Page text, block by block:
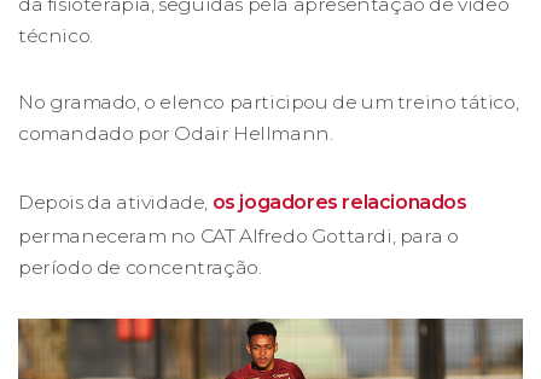
técnico.
No gramado, o elenco participou de um treino tático,
comandado por Odair Hellmann.
Depois da atividade, os jogadores relacionados
permaneceram no CAT Alfredo Gottardi, para o
período de concentração.